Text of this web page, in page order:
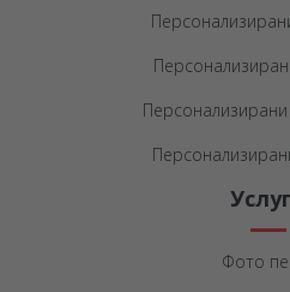
Фото